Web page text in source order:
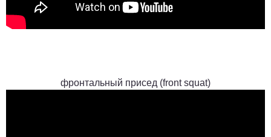
фронтальный присед (front squat)